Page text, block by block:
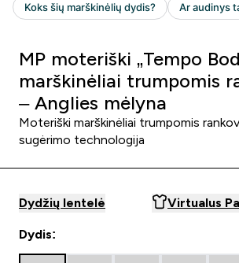
MP moteriški „Tempo
marškinėliai trumpomis
– Anglies mėlyna
Moteriški marškinėliai trumpomis
sugėrimo technologija
Dydžių lentelė Virtualus
Dydis: